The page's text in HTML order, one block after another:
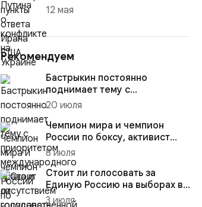
12 мая
Рекомендуем
Бастрыкин постоянно
поднимает тему с
приоритетом
отсу...
20 июля
Чемпион мира и чемпион
России по боксу, активист
Национально-
освободительног...
8 июля
Стоит ли голосовать за
Единую Россию на выборах в
Госдуму?
3 июля